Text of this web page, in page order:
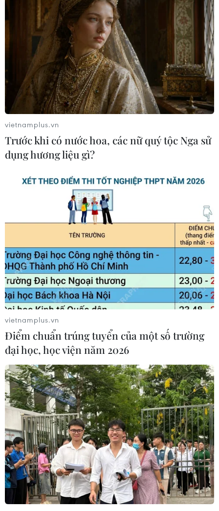
TIN CÙNG CHUYÊN MỤC
Khoa học, công nghệ - trụ cột mới
trong quan hệ Việt Nam-Canada
vietnamplus.vn
Trước khi có nước hoa, các nữ quý tộc Nga sử
dụng hương liệu gì?
vietnamplus.vn
Điểm chuẩn trúng tuyển của một số trường
đại học, học viện năm 2026